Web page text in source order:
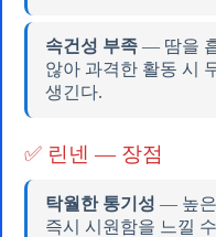
속건성 부족 — 땀을
않아 과격한 활동 시
생긴다.
✅ 린넨 — 장점
탁월한 통기성 — 높은
즉시 시원함을 느낄